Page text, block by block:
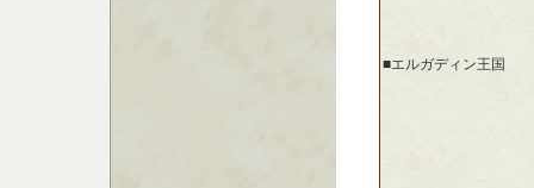
■エルガディン王国